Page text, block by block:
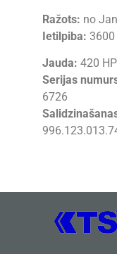
Ražots: no
Ietilpiba:
Jauda: 420 HP
Serijas
6726